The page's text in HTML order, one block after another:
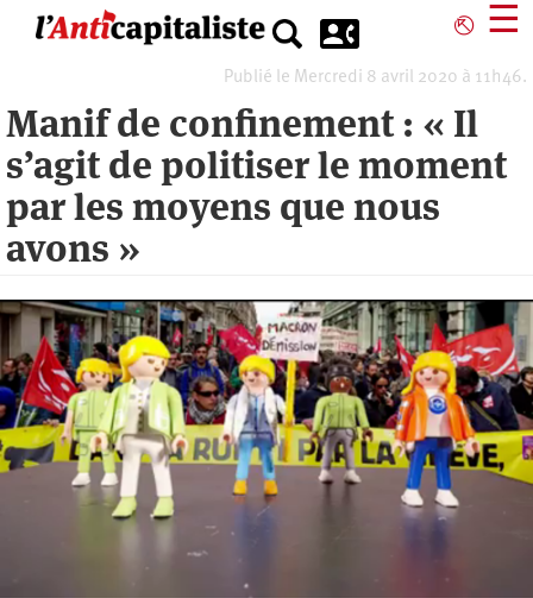
⎋ ☰
Publié le Mercredi 8 avril 2020 à 11h46.
Manif de confinement : « Il
s’agit de politiser le moment
par les moyens que nous
avons »